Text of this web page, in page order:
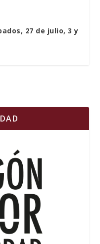
27 de julio, 3 y